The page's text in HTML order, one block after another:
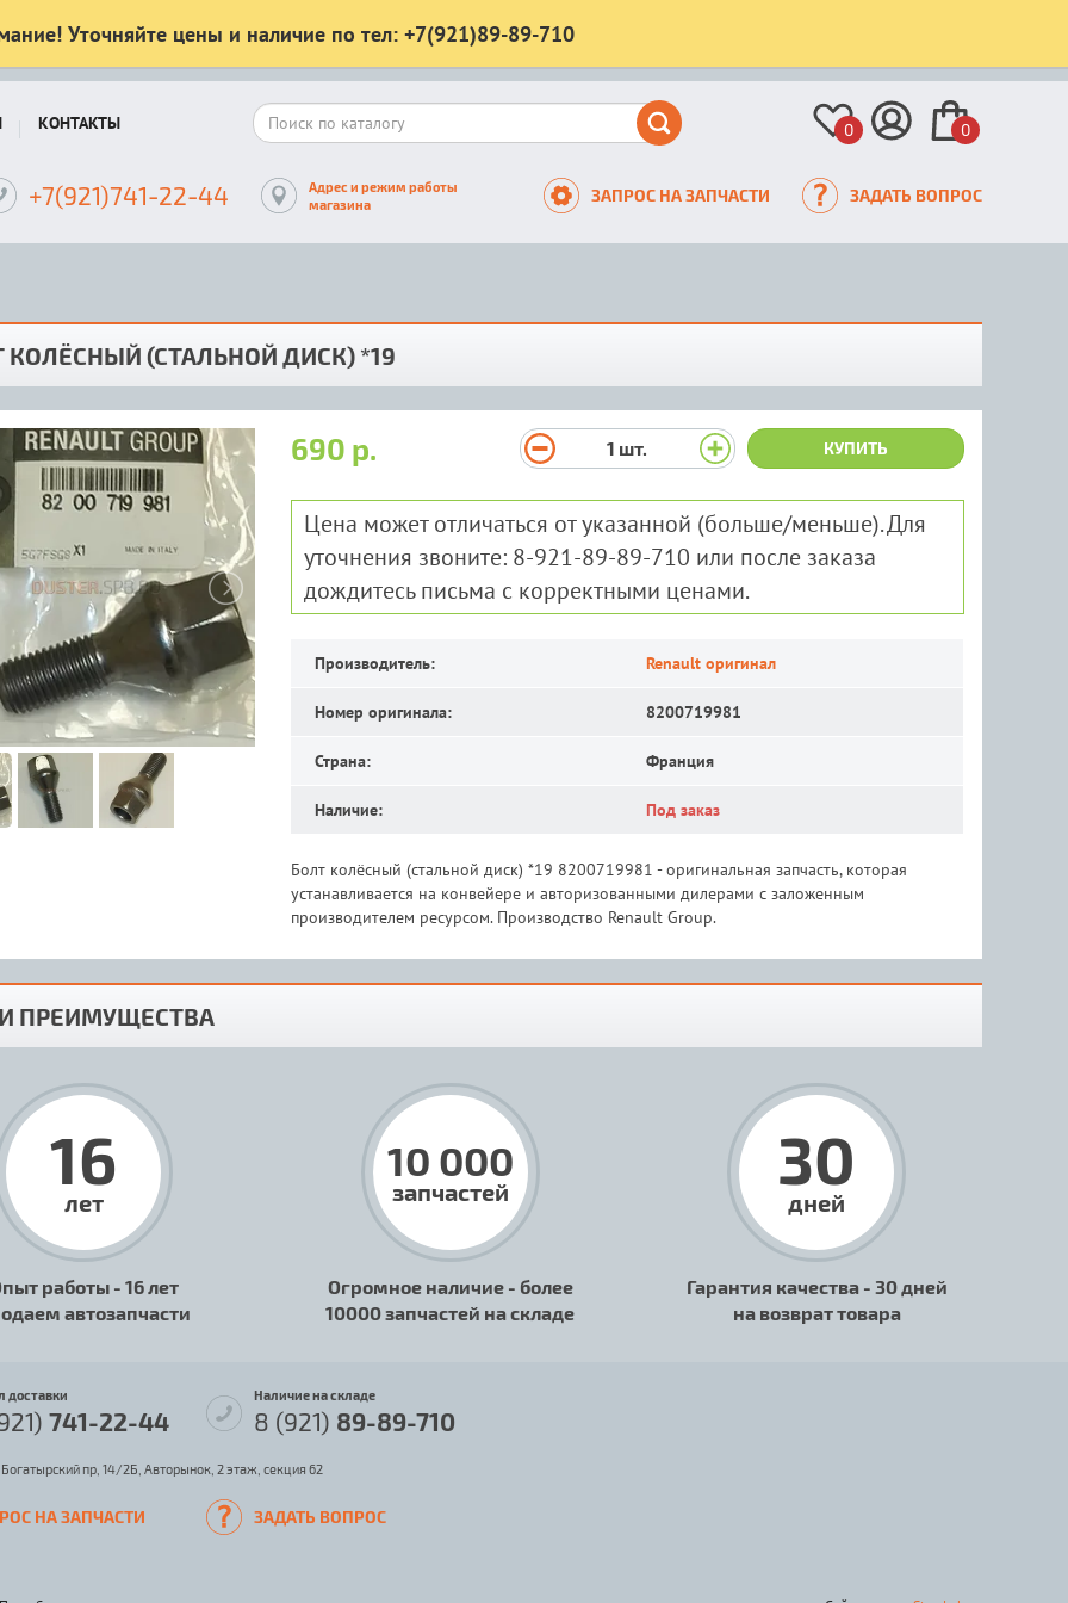
Уточняйте цены и наличие по тел: +7(921)89-89-710
КОНТАКТЫ 0 0
+7(921)741-22-44
Адрес и режим работы
магазина
ЗАПРОС НА ЗАПЧАСТИ ЗАДАТЬ ВОПРОС
КОЛЁСНЫЙ (СТАЛЬНОЙ ДИСК) *19
690 р. 1 шт. КУПИТЬ
Цена может отличаться от указанной (больше/меньше). Для
уточнения звоните: 8-921-89-89-710 или после заказа
дождитесь письма с корректными ценами.
Производитель: Renault оригинал
Номер оригинала: 8200719981
Страна: Франция
Наличие: Под заказ
Болт колёсный (стальной диск) *19 8200719981 - оригинальная запчасть, которая
устанавливается на конвейере и авторизованными дилерами с заложенным
производителем ресурсом. Производство Renault Group.
ПРЕИМУЩЕСТВА
16
лет
работы - 16 лет
автозапчасти
10 000
запчастей
Огромное наличие - более
10000 запчастей на складе
30
дней
Гарантия качества - 30 дней
на возврат товара
доставки
741-22-44
Наличие на складе
8 (921) 89-89-710
пр, 14/2Б, Авторынок, 2 этаж, секция 62
НА ЗАПЧАСТИ ЗАДАТЬ ВОПРОС